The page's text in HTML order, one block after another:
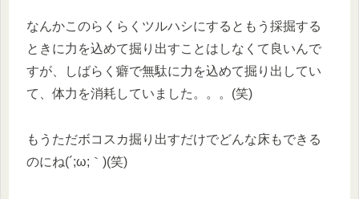
なんかこのらくらくツルハシにするともう採掘する
ときに力を込めて掘り出すことはしなくて良いんで
すが、しばらく癖で無駄に力を込めて掘り出してい
て、体力を消耗していました。。。(笑)
もうただボコスカ掘り出すだけでどんな床もできる
のにね(´;ω;｀)(笑)